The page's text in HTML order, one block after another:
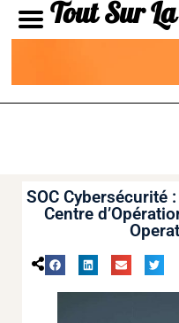
Tout Sur
SOC Cybersécurité
Centre